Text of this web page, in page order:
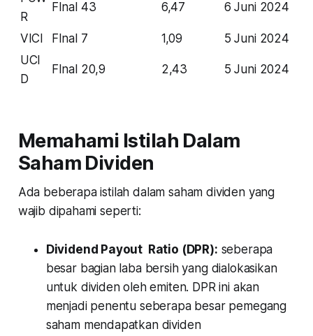
R
FInal 43 6,47 6 Juni 2024
VICI FInal 7 1,09
5 Juni 2024
UCI
D
FInal 20,9 2,43 5 Juni 2024
Memahami Istilah Dalam
Saham Dividen
Ada beberapa istilah dalam saham dividen yang
wajib dipahami seperti:
Dividend Payout Ratio (DPR): seberapa
besar bagian laba bersih yang dialokasikan
untuk dividen oleh emiten. DPR ini akan
menjadi penentu seberapa besar pemegang
saham mendapatkan dividen